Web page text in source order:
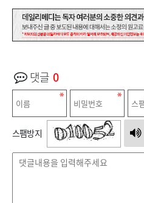
댓글 0
스팸방지